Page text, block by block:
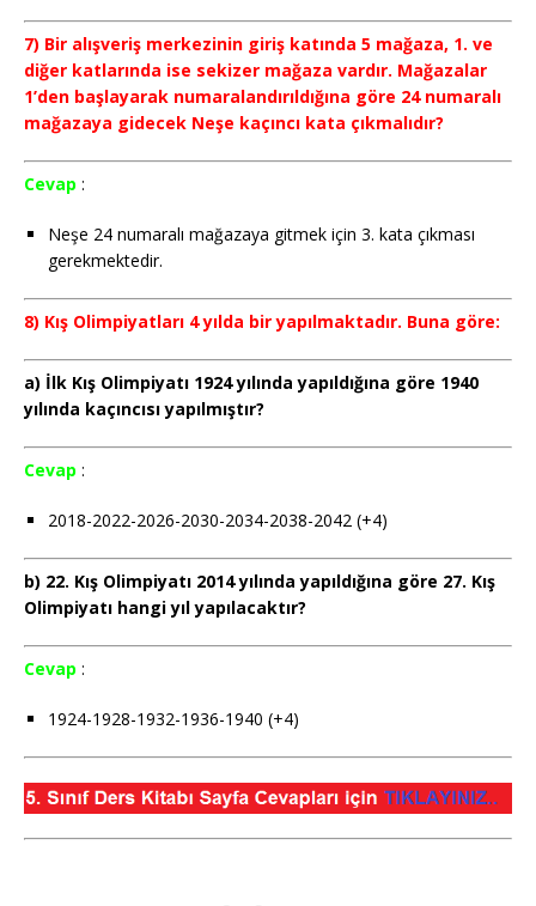
7) Bir alışveriş merkezinin giriş katında 5 mağaza, 1. ve
diğer katlarında ise sekizer mağaza vardır. Mağazalar
1’den başlayarak numaralandırıldığına göre 24 numaralı
mağazaya gidecek Neşe kaçıncı kata çıkmalıdır?
Cevap :
Neşe 24 numaralı mağazaya gitmek için 3. kata çıkması
gerekmektedir.
8) Kış Olimpiyatları 4 yılda bir yapılmaktadır. Buna göre:
a) İlk Kış Olimpiyatı 1924 yılında yapıldığına göre 1940
yılında kaçıncısı yapılmıştır?
Cevap :
2018-2022-2026-2030-2034-2038-2042 (+4)
b) 22. Kış Olimpiyatı 2014 yılında yapıldığına göre 27. Kış
Olimpiyatı hangi yıl yapılacaktır?
Cevap :
1924-1928-1932-1936-1940 (+4)